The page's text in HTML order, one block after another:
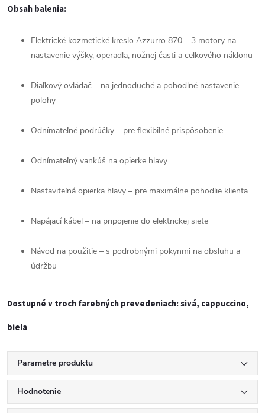
Obsahbalenia:
Elektrické kozmetické kreslo Azzurro 870 – 3 motory na
nastavenie výšky, operadla, nožnej časti a celkového náklonu
Diaľkový ovládač – na jednoduché a pohodlné nastavenie
polohy
Odnímateľné podrúčky – pre flexibilné prispôsobenie
Odnímateľný vankúš na opierke hlavy
Nastaviteľná opierka hlavy – pre maximálne pohodlie klienta
Napájací kábel – na pripojenie do elektrickej siete
Návod na použitie – s podrobnými pokynmi na obsluhu a
údržbu
Dostupnévtrochfarebnýchprevedeniach:sivá, cappuccino,
biela
Parametre produktu
Hodnotenie